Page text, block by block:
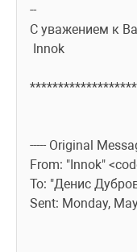
--
С уважением к
----- Original
From: "Innok"
To: "Денис
Sent: Monday,